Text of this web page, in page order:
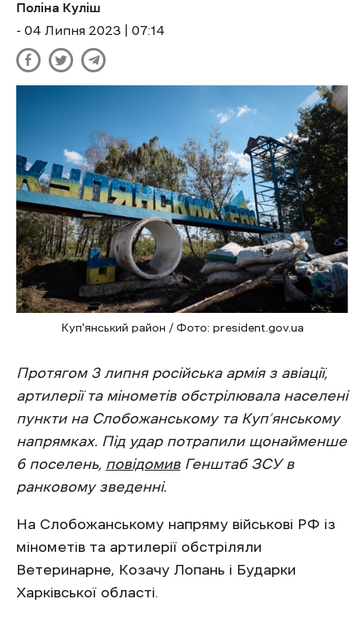
Поліна Куліш
- 04 Липня 2023 | 07:14
Куп'янський район / Фото: president.gov.ua
Протягом 3 липня російська армія з авіації,
артилерії та мінометів обстрілювала населені
пункти на Слобожанському та Куп’янському
напрямках. Під удар потрапили щонайменше
6 поселень, повідомивГенштаб ЗСУ в
ранковому зведенні.
На Слобожанському напряму військові РФ із
мінометів та артилерії обстріляли
Ветеринарне, Козачу Лопань і Бударки
Харківської області.